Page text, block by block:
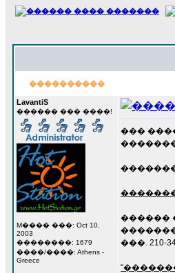
����������
LavantiS
������ ��� ����!
M���� ���: Oct 10,
2003
��������: 1679
����/����: Athens -
Greece
���
������
���. 210-